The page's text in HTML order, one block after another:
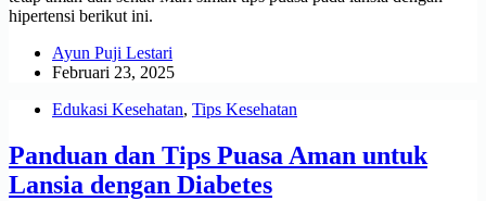
hipertensi berikut ini.
Ayun Puji Lestari
Februari 23, 2025
Edukasi Kesehatan, Tips Kesehatan
Panduan dan Tips Puasa Aman untuk
Lansia dengan Diabetes